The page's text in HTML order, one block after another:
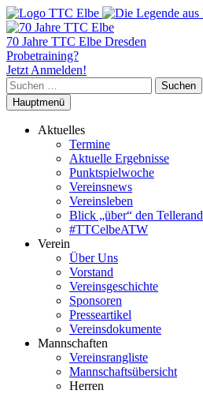
70 Jahre TTC Elbe Dresden
Probetraining?
Jetzt Anmelden!
Suchen
nach:
Hauptmenü
Aktuelles
Termine
Aktuelle Ergebnisse
Punktspielwoche
Vereinsnews
Vereinsleben
Blick „über“ den Tellerand
#TTCelbeATW
Verein
Über Uns
Vorstand
Vereinsgeschichte
Sponsoren
Presseartikel
Vereinsdokumente
Mannschaften
Vereinsrangliste
Mannschaftsübersicht
Herren